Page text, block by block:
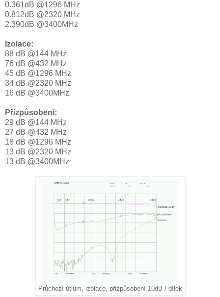
0.361dB @1296 MHz
0.812dB @2320 MHz
2.390dB @3400MHz
Izolace:
88 dB @144 MHz
76 dB @432 MHz
45 dB @1296 MHz
34 dB @2320 MHz
16 dB @3400MHz
Přizpůsobení:
29 dB @144 MHz
27 dB @432 MHz
18 dB @1296 MHz
13 dB @2320 MHz
13 dB @3400MHz
Průchozí útlum, izolace, přizpůsobení 10dB / dílek